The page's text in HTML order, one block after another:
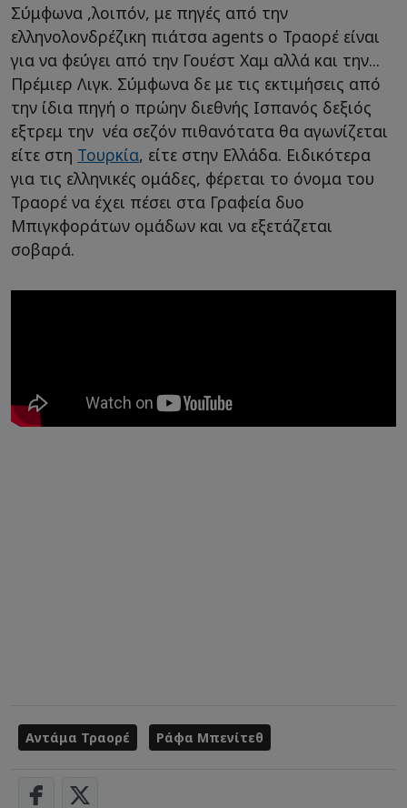
Σύμφωνα ,λοιπόν, με πηγές από την
ελληνολονδρέζικη πιάτσα agents o Τραορέ είναι
για να φεύγει από την Γουέστ Χαμ αλλά και την...
Πρέμιερ Λιγκ. Σύμφωνα δε με τις εκτιμήσεις από
την ίδια πηγή ο πρώην διεθνής Ισπανός δεξιός
εξτρεμ την νέα σεζόν πιθανότατα θα αγωνίζεται
είτε στη Τουρκία, είτε στην Ελλάδα. Ειδικότερα
για τις ελληνικές ομάδες, φέρεται το όνομα του
Τραορέ να έχει πέσει στα Γραφεία δυο
Μπιγκφοράτων ομάδων και να εξετάζεται
σοβαρά.
Αντάμα Τραορέ Ράφα Μπενίτεθ